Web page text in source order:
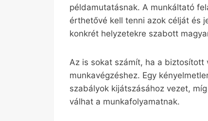
példamutatásnak. A munkáltató
érthetővé kell tenni azok célját és
konkrét helyzetekre szabott
Az is sokat számít, ha a biztosított
munkavégzéshez. Egy
szabályok kijátszásához vezet,
válhat a munkafolyamatnak.